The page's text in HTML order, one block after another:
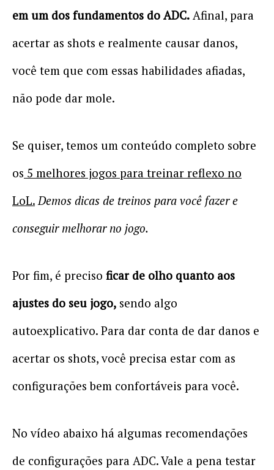
em um dos fundamentos do ADC. Afinal, para
acertar as shots e realmente causar danos,
você tem que com essas habilidades afiadas,
não pode dar mole.
Se quiser, temos um conteúdo completo sobre
os 5 melhores jogos para treinar reflexo no
LoL. Demos dicas de treinos para você fazer e
conseguir melhorar no jogo.
Por fim, é preciso ficar de olho quanto aos
ajustes do seu jogo, sendo algo
autoexplicativo. Para dar conta de dar danos e
acertar os shots, você precisa estar com as
configurações bem confortáveis para você.
No vídeo abaixo há algumas recomendações
de configurações para ADC. Vale a pena testar